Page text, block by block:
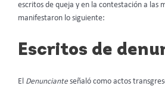
escritos de queja y en la contestación a las
manifestaron lo siguiente:
Escritos de
El Denuncianteseñaló como actos